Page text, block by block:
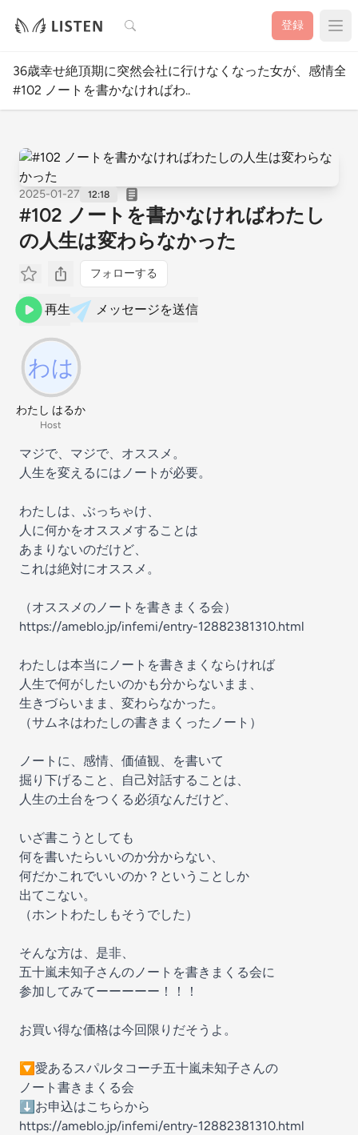
検索 登録
36歳幸せ絶頂期に突然会社に行けなくなった女が、感情全
#102 ノートを書かなければわ..
2025-01-27 12:18
#102 ノートを書かなければわたし
の人生は変わらなかった
フォローする
再生 メッセージを送信
わたし はるか
Host
マジで、マジで、オススメ。
人生を変えるにはノートが必要。
わたしは、ぶっちゃけ、
人に何かをオススメすることは
あまりないのだけど、
これは絶対にオススメ。
（オススメのノートを書きまくる会）
https://ameblo.jp/infemi/entry-12882381310.html
わたしは本当にノートを書きまくならければ
人生で何がしたいのかも分からないまま、
生きづらいまま、変わらなかった。
（サムネはわたしの書きまくったノート）
ノートに、感情、価値観、を書いて
掘り下げること、自己対話することは、
人生の土台をつくる必須なんだけど、
いざ書こうとしても
何を書いたらいいのか分からない、
何だかこれでいいのか？ということしか
出てこない。
（ホントわたしもそうでした）
そんな方は、是非、
五十嵐未知子さんのノートを書きまくる会に
参加してみてーーーーー！！！
お買い得な価格は今回限りだそうよ。
🔽愛あるスパルタコーチ五十嵐未知子さんの
ノート書きまくる会
⬇️お申込はこちらから
https://ameblo.jp/infemi/entry-12882381310.html